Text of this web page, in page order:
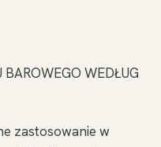
BAROWEGO WEDŁUG
zastosowanie w